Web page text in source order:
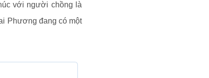
với người chồng là
Phương đang có một